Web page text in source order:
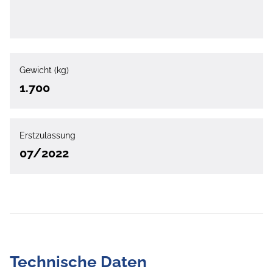
Gewicht (kg)
1.700
Erstzulassung
07/2022
Technische Daten